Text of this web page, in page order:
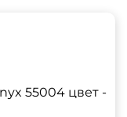
55004 цвет -